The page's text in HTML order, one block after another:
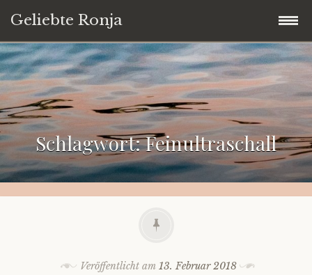
Geliebte Ronja
Zum
Inhalt
springen
Startseite
Blog
Down Syndrom von A bis Z
Über dieses Blog
Schlagwort:Feinultraschall
Veröffentlicht am 13. Februar 2018